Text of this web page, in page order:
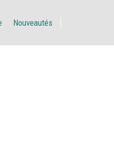
Nouveautés